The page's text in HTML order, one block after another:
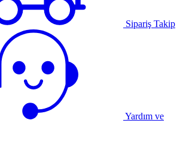
Sipariş Takip
Yardım ve